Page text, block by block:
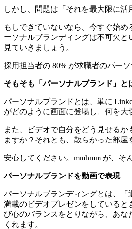
しかし、問題は「それを最大限に活
もしできていないなら、今すぐ始め
ーソナルブランディングは不可欠
見ていきましょう。
採用担当者の 80% が求職者のパー
そもそも「パーソナルブランド」と
パーソナルブランドとは、単に
がどのように画面に登場し、何を大
また、ビデオで自分をどう見せる
ますか？それとも、散らかった部屋
安心してください。mmhmm が、そ
パーソナルブランドを動画で表現
パーソナルブランディングとは、「
満載のビデオプレゼンをしている
び心のバランスをとりながら、あ
くれます。